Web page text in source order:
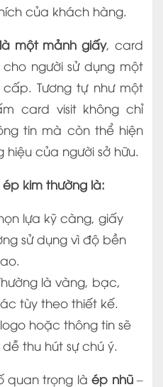
của khách hàng.
một mảnh giấy, card
người sử dụng một
Tương tự như một
card visit không chỉ
tin mà còn thể hiện
của người sở hữu.
kim thường là:
lựa kỹ càng, giấy
sử dụng vì độ bền
là vàng, bạc,
tùy theo thiết kế.
hoặc thông tin sẽ
thu hút sự chú ý.
quan trọng làép nhũ–